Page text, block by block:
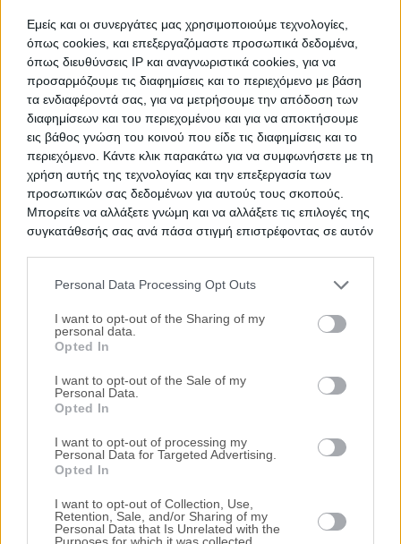
Εμείς και οι συνεργάτες μας χρησιμοποιούμε τεχνολογίες,
όπως cookies, και επεξεργαζόμαστε προσωπικά δεδομένα,
όπως διευθύνσεις IP και αναγνωριστικά cookies, για να
προσαρμόζουμε τις διαφημίσεις και το περιεχόμενο με βάση
τα ενδιαφέροντά σας, για να μετρήσουμε την απόδοση των
διαφημίσεων και του περιεχομένου και για να αποκτήσουμε
εις βάθος γνώση του κοινού που είδε τις διαφημίσεις και το
περιεχόμενο. Κάντε κλικ παρακάτω για να συμφωνήσετε με τη
χρήση αυτής της τεχνολογίας και την επεξεργασία των
προσωπικών σας δεδομένων για αυτούς τους σκοπούς.
Μπορείτε να αλλάξετε γνώμη και να αλλάξετε τις επιλογές της
συγκατάθεσής σας ανά πάσα στιγμή επιστρέφοντας σε αυτόν
services and may gather and store information including but
not limited to your visit or usage behaviour. You may click to
grant or deny consent to Google and its third-party tags to
use your data for below specified purposes in below Google
consent section.
Personal Data Processing Opt Outs
I want to opt-out of the Sharing of my
personal data.
Opted In
I want to opt-out of the Sale of my
Personal Data.
Opted In
I want to opt-out of processing my
Personal Data for Targeted Advertising.
Opted In
I want to opt-out of Collection, Use,
Retention, Sale, and/or Sharing of my
Personal Data that Is Unrelated with the
Purposes for which it was collected.
Διαμέρισμα 65 τ.μ. και αποθήκη
Μεγάλου Αλεξάνδρου & Αρχελάου 4, Σέρρες, Νομός
Σερρών
65 m² 1990
Χρηματοδότηση
Πρώτη Προσφορά:
59.000 €
Ημ. Διεξαγωγής:
18/09/2026
Διαμέρισμα 80 τ.μ.
Παιωνίου 18 & Μιχαήλ Βόδα 60, Αθήνα (Πλατεία
Αττικής), Νομός Αττικής
80 m² 1ος 3 Υ/Δ